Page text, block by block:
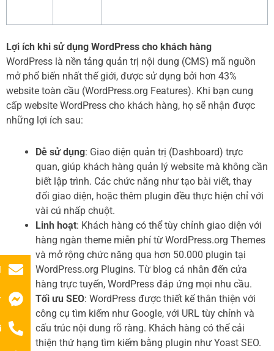
Lợi ích khi sử dụng WordPress cho khách hàng
WordPress là nền tảng quản trị nội dung (CMS) mã nguồn
mở phổ biến nhất thế giới, được sử dụng bởi hơn 43%
website toàn cầu (WordPress.org Features). Khi bạn cung
cấp website WordPress cho khách hàng, họ sẽ nhận được
những lợi ích sau:
Dễ sử dụng: Giao diện quản trị (Dashboard) trực
quan, giúp khách hàng quản lý website mà không cần
biết lập trình. Các chức năng như tạo bài viết, thay
đổi giao diện, hoặc thêm plugin đều thực hiện chỉ với
vài cú nhấp chuột.
Linh hoạt: Khách hàng có thể tùy chỉnh giao diện với
hàng ngàn theme miễn phí từ WordPress.org Themes
và mở rộng chức năng qua hơn 50.000 plugin tại
WordPress.org Plugins. Từ blog cá nhân đến cửa
hàng trực tuyến, WordPress đáp ứng mọi nhu cầu.
Tối ưu SEO: WordPress được thiết kế thân thiện với
công cụ tìm kiếm như Google, với URL tùy chỉnh và
cấu trúc nội dung rõ ràng. Khách hàng có thể cải
thiện thứ hạng tìm kiếm bằng plugin như Yoast SEO.